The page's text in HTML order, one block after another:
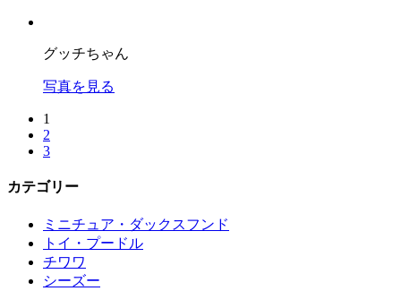
グッチちゃん
写真を見る
1
2
3
カテゴリー
ミニチュア・ダックスフンド
トイ・プードル
チワワ
シーズー